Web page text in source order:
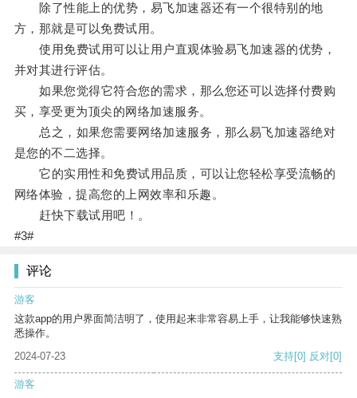
除了性能上的优势，易飞加速器还有一个很特别的地
方，那就是可以免费试用。
使用免费试用可以让用户直观体验易飞加速器的优势，
并对其进行评估。
如果您觉得它符合您的需求，那么您还可以选择付费购
买，享受更为顶尖的网络加速服务。
总之，如果您需要网络加速服务，那么易飞加速器绝对
是您的不二选择。
它的实用性和免费试用品质，可以让您轻松享受流畅的
网络体验，提高您的上网效率和乐趣。
赶快下载试用吧！。
#3#
评论
游客
这款app的用户界面简洁明了，使用起来非常容易上手，让我能够快速熟
悉操作。
2024-07-23
支持[0] 反对[0]
游客